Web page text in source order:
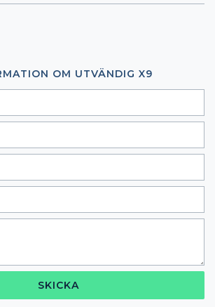
OM UTVÄNDIG X9
SKICKA